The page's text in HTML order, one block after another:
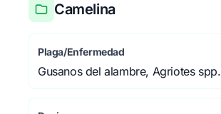
Camelina
Plaga/Enfermedad
Gusanos del alambre, Agriotes spp.